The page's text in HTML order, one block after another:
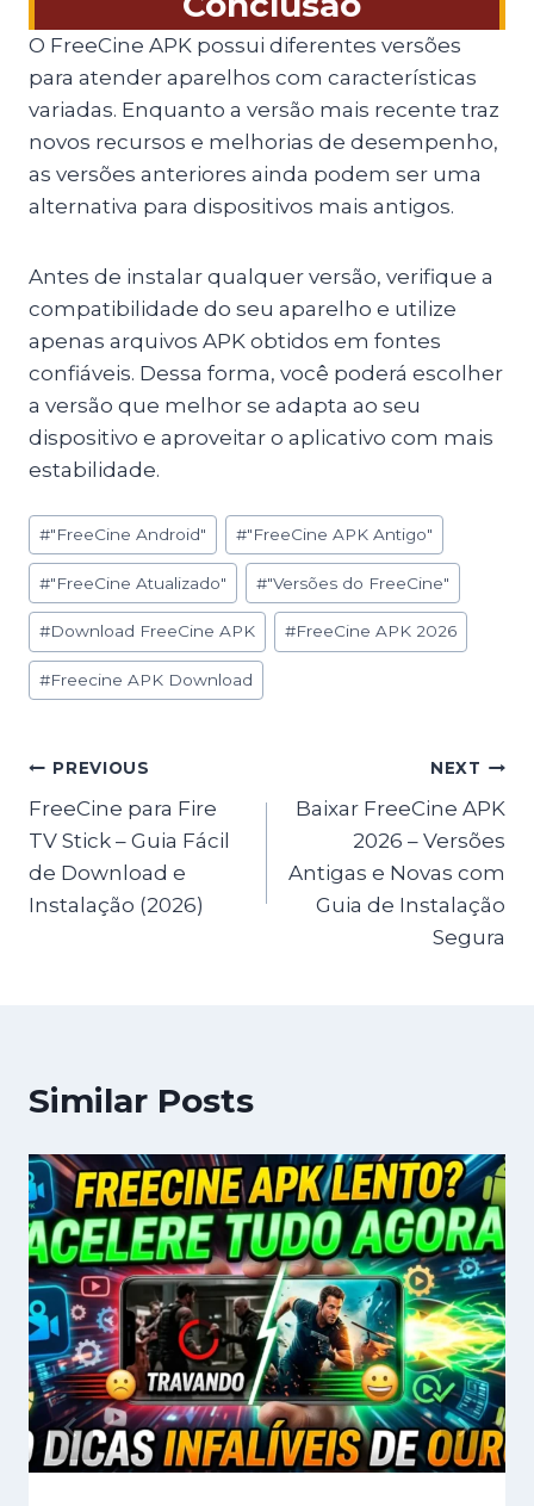
O FreeCine APK possui diferentes versões
para atender aparelhos com características
variadas. Enquanto a versão mais recente traz
novos recursos e melhorias de desempenho,
as versões anteriores ainda podem ser uma
alternativa para dispositivos mais antigos.
Antes de instalar qualquer versão, verifique a
compatibilidade do seu aparelho e utilize
apenas arquivos APK obtidos em fontes
confiáveis. Dessa forma, você poderá escolher
a versão que melhor se adapta ao seu
dispositivo e aproveitar o aplicativo com mais
estabilidade.
Post
Tags:
#"FreeCine Android" #"FreeCine APK Antigo"
#"FreeCine Atualizado" #"Versões do FreeCine"
#Download FreeCine APK #FreeCine APK 2026
#Freecine APK Download
Post
navigation
PREVIOUS
FreeCine para Fire
TV Stick – Guia Fácil
de Download e
Instalação (2026)
NEXT
Baixar FreeCine APK
2026 – Versões
Antigas e Novas com
Guia de Instalação
Segura
Similar Posts